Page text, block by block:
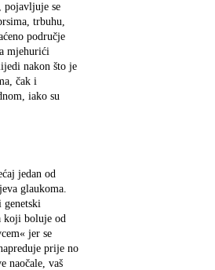
pojavljuje se
trbuhu,
područje
mjehurići
nakon što je
čak i
iako su
jedan od
glaukoma.
genetski
koji boluje od
jer se
prije no
naočale, vaš